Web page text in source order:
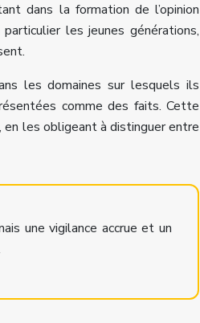
dans la formation de l’opinion
les jeunes générations,
les domaines sur lesquels ils
comme des faits. Cette
en les obligeant à distinguer entre
une vigilance accrue et un